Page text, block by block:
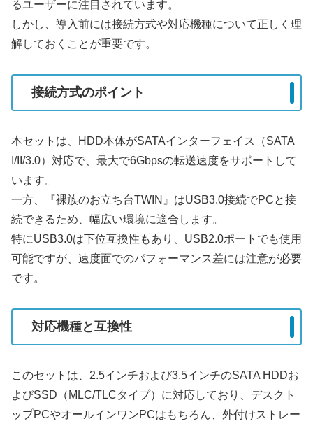
るユーザーに注目されています。
しかし、導入前には接続方式や対応機種について正しく理
解しておくことが重要です。
接続方式のポイント
本セットは、HDD本体がSATAインターフェイス（SATA
I/II/3.0）対応で、最大で6Gbpsの転送速度をサポートして
います。
一方、『裸族のお立ち台TWIN』はUSB3.0接続でPCと接
続できるため、幅広い環境に適合します。
特にUSB3.0は下位互換性もあり、USB2.0ポートでも使用
可能ですが、速度面でのパフォーマンス差には注意が必要
です。
対応機種と互換性
このセットは、2.5インチおよび3.5インチのSATA HDDお
よびSSD（MLC/TLCタイプ）に対応しており、デスクト
ップPCやオールインワンPCはもちろん、外付けストレー